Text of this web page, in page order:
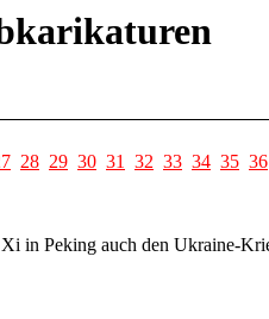
28 29 30 31 32 33 34 35 36
in Peking auch den Ukraine-